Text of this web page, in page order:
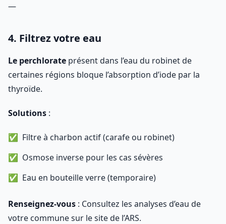
—
4. Filtrez votre eau
Le perchlorate présent dans l’eau du robinet de
certaines régions bloque l’absorption d’iode par la
thyroïde.
Solutions :
Filtre à charbon actif (carafe ou robinet)
Osmose inverse pour les cas sévères
Eau en bouteille verre (temporaire)
Renseignez-vous : Consultez les analyses d’eau de
votre commune sur le site de l’ARS.